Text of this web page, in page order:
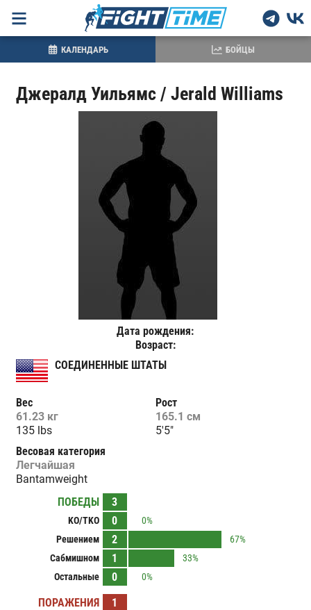
Джералд Уильямс / Jerald Williams
Дата рождения:
Возраст:
СОЕДИНЕННЫЕ ШТАТЫ
Вес
61.23 кг
135 lbs
Рост
165.1 см
5'5"
Весовая категория
Легчайшая
Bantamweight
ПОБЕДЫ
3
KO/TKO 0
0%
Решением
2
67%
Сабмишном
1
33%
Остальные
0 0%
ПОРАЖЕНИЯ 1
КАЛЕНДАРЬ БОЙЦЫ